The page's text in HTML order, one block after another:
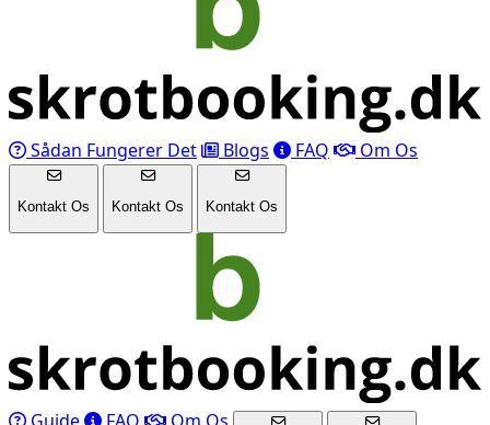
Sådan Fungerer Det Blogs FAQ Om Os
Kontakt Os Kontakt Os Kontakt Os